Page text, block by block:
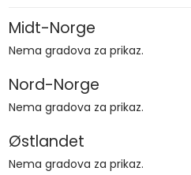
Midt-Norge
Nema gradova za prikaz.
Nord-Norge
Nema gradova za prikaz.
Østlandet
Nema gradova za prikaz.